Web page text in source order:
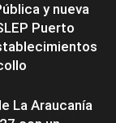
y nueva
Puerto
La Araucanía